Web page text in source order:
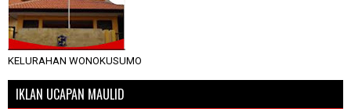
KELURAHAN WONOKUSUMO
IKLAN UCAPAN MAULID